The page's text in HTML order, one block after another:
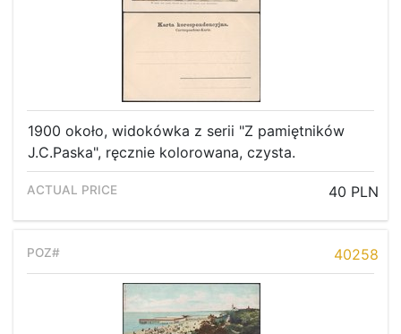
1900 około, widokówka z serii "Z pamiętników
J.C.Paska", ręcznie kolorowana, czysta.
40 PLN
40258